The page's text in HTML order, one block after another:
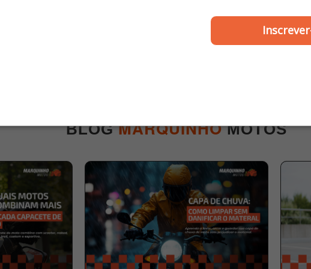
ZOUIL
Punho de Partida
2023 até 2024 / Fz15 /
BLOGMARQUINHOMOTOS